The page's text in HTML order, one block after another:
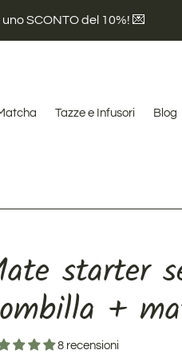
SCONTO del 10%! 💌
Tazze e Infusori
Blog
starter
+
8 recensioni